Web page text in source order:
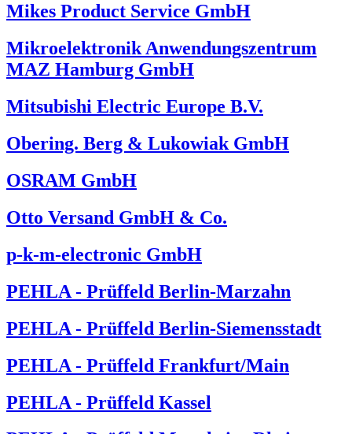
Mikes Product Service GmbH
Mikroelektronik Anwendungszentrum
MAZ Hamburg GmbH
Mitsubishi Electric Europe B.V.
Obering. Berg & Lukowiak GmbH
OSRAM GmbH
Otto Versand GmbH & Co.
p-k-m-electronic GmbH
PEHLA - Prüffeld Berlin-Marzahn
PEHLA - Prüffeld Berlin-Siemensstadt
PEHLA - Prüffeld Frankfurt/Main
PEHLA - Prüffeld Kassel